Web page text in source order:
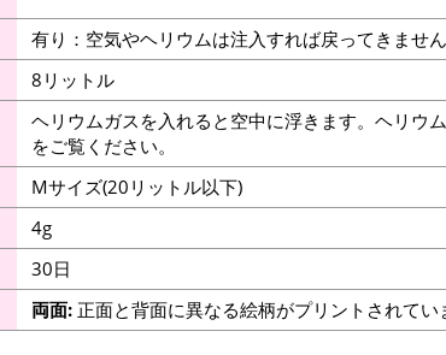
有り：空気やヘリウムは注入すれば戻ってきませ
8リットル
ヘリウムガスを入れると空中に浮きます。ヘリウ
をご覧ください。
Mサイズ(20リットル以下)
4g
30日
両面:正面と背面に異なる絵柄がプリントされてい